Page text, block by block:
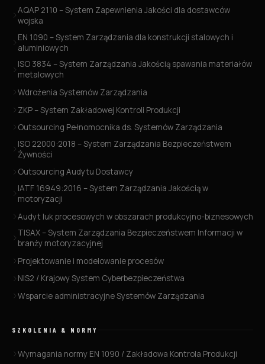
AQAP 2110 – System Zapewnienia Jakości dla dostawców
wojska
EN 1090 – System Zarządzania dla konstrukcji stalowych i
aluminiowych
ISO 3834 – System Zarządzania Jakością spawania materiałów
metalowych
Wdrożenia Systemów Zarządzania
ZKP – System Zakładowej Kontroli Produkcji
Outsourcing Pełnomocnika ds. Systemów Zarządzania
ISO 22000:2018 – System Zarządzania Bezpieczeństwem
Żywności
Outsourcing Audytu Dostawcy
IATF 16949:2016 – System Zarządzania Jakością w
motoryzacji
Audyt luk procesowych w obszarach produkcyjno-biznesowych
TISAX – System Zarządzania Bezpieczeństwem Informacji w
branży motoryzacyjnej
Projektowanie i modelowanie procesów
NIS2 / Krajowy System Cyberbezpieczeństwa
Wsparcie administracyjne Systemów Zarządzania
SZKOLENIA & NORMY
Wymagania normy EN 1090 / Zakładowa Kontrola Produkcji